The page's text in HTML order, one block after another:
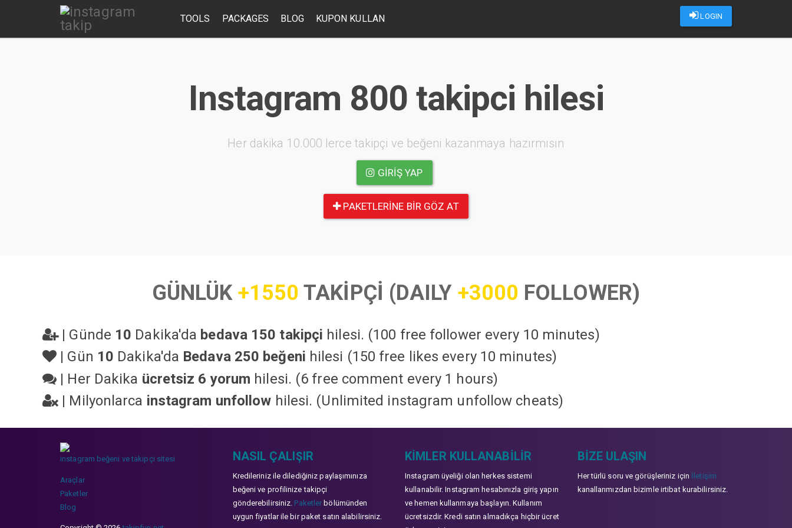
LOGIN
TOOLS PACKAGES BLOG KUPON KULLAN
Instagram 800 takipci hilesi
Her dakika 10.000 lerce takipçi ve beğeni kazanmaya hazırmısın
GIRIŞ YAP
PAKETLERINE BIR GÖZ AT
GÜNLÜK +1550 TAKİPÇİ (DAILY +3000 FOLLOWER)
| Günde 10 Dakika'da bedava 150 takipçi hilesi. (100 free follower every 10 minutes)
| Gün 10 Dakika'da Bedava 250 beğeni hilesi (150 free likes every 10 minutes)
| Her Dakika ücretsiz 6 yorum hilesi. (6 free comment every 1 hours)
| Milyonlarca instagram unfollow hilesi. (Unlimited instagram unfollow cheats)
instagram beğeni ve takipçi sitesi
Araçlar
Paketler
Blog
NASIL ÇALIŞIR
Kredileriniz ile dilediğiniz paylaşımınıza
beğeni ve profilinize takipçi
gönderebilirsiniz. Paketler bölümünden
uygun fiyatlar ile bir paket satın alabilirsiniz.
KIMLER KULLANABILIR
Instagram üyeliği olan herkes sistemi
kullanabilir. Instagram hesabınızla giriş yapın
ve hemen kullanmaya başlayın. Kullanım
ücretsizdir. Kredi satın almadıkça hiçbir ücret
BIZE ULAŞIN
Her türlü soru ve görüşleriniz için İletişim
kanallarımızdan bizimle irtibat kurabilirsiniz.